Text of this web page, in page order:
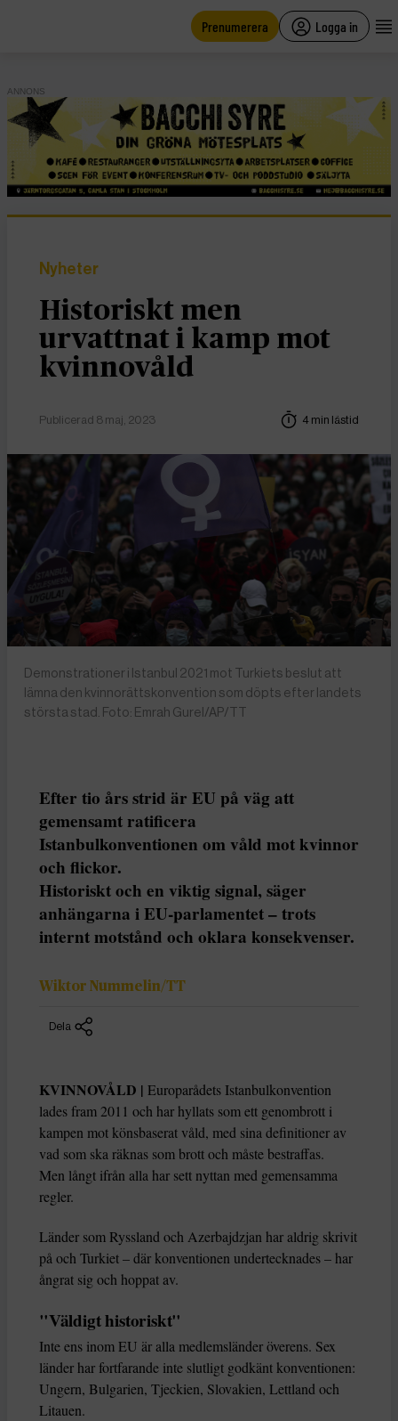
Prenumerera Logga in
ANNONS
Nyheter
Historiskt men
urvattnat i kamp mot
kvinnovåld
Publicerad 8 maj, 2023 4 min lästid
Demonstrationer i Istanbul 2021 mot Turkiets beslut att
lämna den kvinnorättskonvention som döpts efter landets
största stad. Foto: Emrah Gurel/AP/TT
Efter tio års strid är EU på väg att
gemensamt ratificera
Istanbulkonventionen om våld mot kvinnor
och flickor.
Historiskt och en viktig signal, säger
anhängarna i EU-parlamentet – trots
internt motstånd och oklara konsekvenser.
Wiktor Nummelin/TT
Dela
KVINNOVÅLD | Europarådets Istanbulkonvention
lades fram 2011 och har hyllats som ett genombrott i
kampen mot könsbaserat våld, med sina definitioner av
vad som ska räknas som brott och måste bestraffas.
Men långt ifrån alla har sett nyttan med gemensamma
regler.
Länder som Ryssland och Azerbajdzjan har aldrig skrivit
på och Turkiet – där konventionen undertecknades – har
ångrat sig och hoppat av.
"Väldigt historiskt"
Inte ens inom EU är alla medlemsländer överens. Sex
länder har fortfarande inte slutligt godkänt konventionen:
Ungern, Bulgarien, Tjeckien, Slovakien, Lettland och
Litauen.